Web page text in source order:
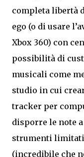
completa libertà
ego (o di usare
Xbox 360) con
possibilità di
musicali come
studio in cui
tracker per
disporre le note
strumenti
(incredibile che